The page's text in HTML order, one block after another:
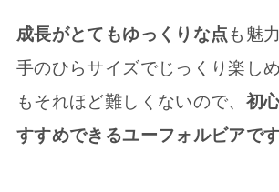
成長がとてもゆっくりな点も魅
手のひらサイズでじっくり楽し
もそれほど難しくないので、 初
すすめできるユーフォルビアです